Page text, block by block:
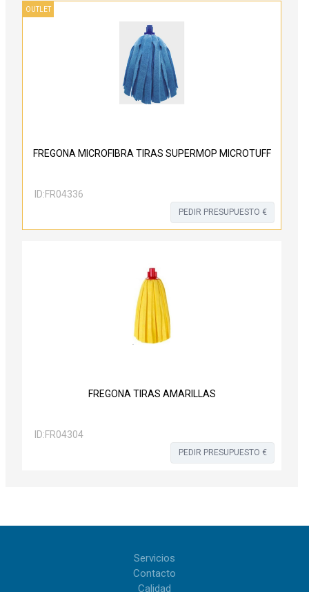
OUTLET
FREGONA MICROFIBRA TIRAS SUPERMOP MICROTUFF
ID:FR04336
PEDIR PRESUPUESTO €
FREGONA TIRAS AMARILLAS
ID:FR04304
PEDIR PRESUPUESTO €
Servicios
Contacto
Calidad